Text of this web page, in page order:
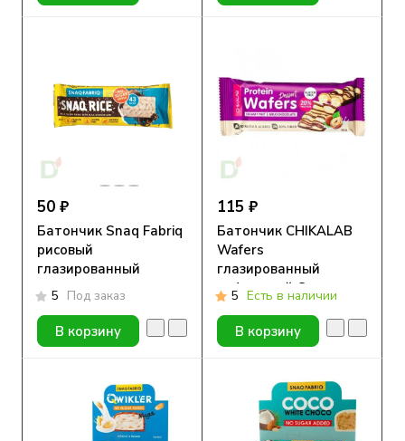
50 ₽
Батончик Snaq Fabriq
рисовый
глазированный
молочным
шоколадом, 10гр
5 Под заказ
В корзину
115 ₽
Батончик CHIKALAB
Wafers
глазированный
вафельный Сливочно-
ореховый десерт,
40гр
5 Есть в наличии
В корзину